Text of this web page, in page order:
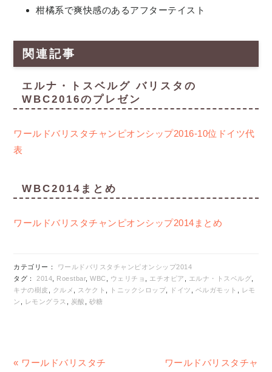
柑橘系で爽快感のあるアフターテイスト
関連記事
エルナ・トスベルグ バリスタの
WBC2016のプレゼン
ワールドバリスタチャンピオンシップ2016-10位ドイツ代
表
WBC2014まとめ
ワールドバリスタチャンピオンシップ2014まとめ
カテゴリー： ワールドバリスタチャンピオンシップ2014
タグ： 2014 Roestbar,WBC ウェリチョ エチオピア エルナ・トスベルグ
キナの樹皮
クルメ スケクト トニックシロップ ドイツ ベルガモット
レモ
ン
レモングラス 炭酸 砂糖
前
« ワールドバリスタチ
次
ワールドバリスタチャ